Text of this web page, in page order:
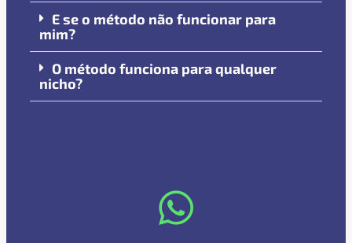
E se o método não funcionar para
mim?
O método funciona para qualquer
nicho?